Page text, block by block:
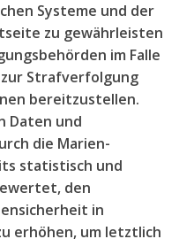
Systeme und der
zu gewährleisten
im Falle
Strafverfolgung
bereitzustellen.
Daten und
die Marien-
statistisch und
den
in
erhöhen, um letztlich